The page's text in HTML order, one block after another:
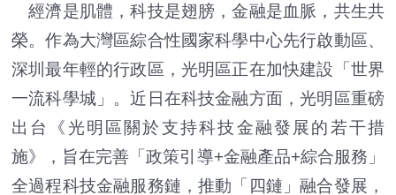
經濟是肌體，科技是翅膀，金融是血脈，共生共
榮。作為大灣區綜合性國家科學中心先行啟動區、
深圳最年輕的行政區，光明區正在加快建設「世界
一流科學城」。近日在科技金融方面，光明區重磅
出台《光明區關於支持科技金融發展的若干措
施》，旨在完善「政策引導+金融產品+綜合服務」
全過程科技金融服務鏈，推動「四鏈」融合發展，